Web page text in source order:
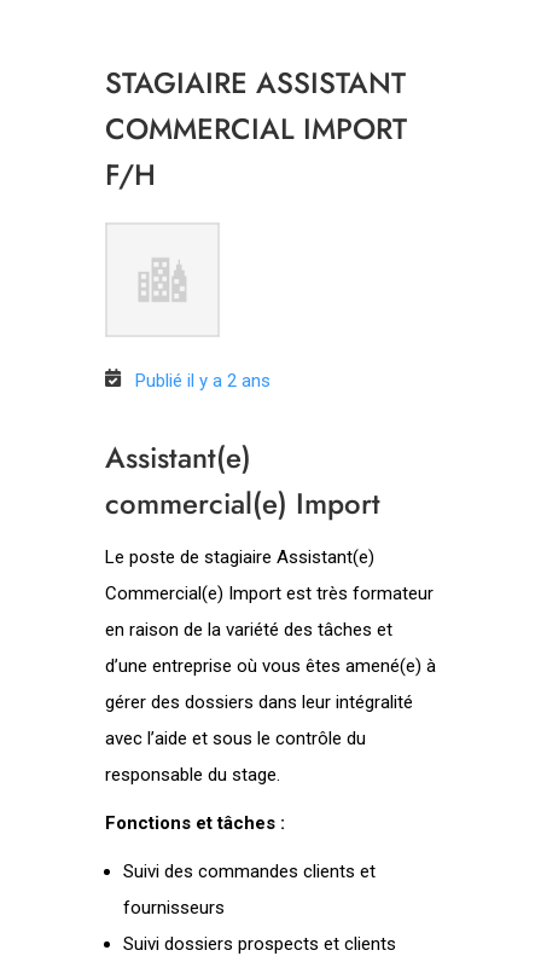
STAGIAIRE ASSISTANT
COMMERCIAL IMPORT
F/H
Publié il y a 2 ans
Assistant(e)
commercial(e) Import
Le poste de stagiaire Assistant(e)
Commercial(e) Import est très formateur
en raison de la variété des tâches et
d’une entreprise où vous êtes amené(e) à
gérer des dossiers dans leur intégralité
avec l’aide et sous le contrôle du
responsable du stage.
Fonctions et tâches :
Suivi des commandes clients et
fournisseurs
Suivi dossiers prospects et clients